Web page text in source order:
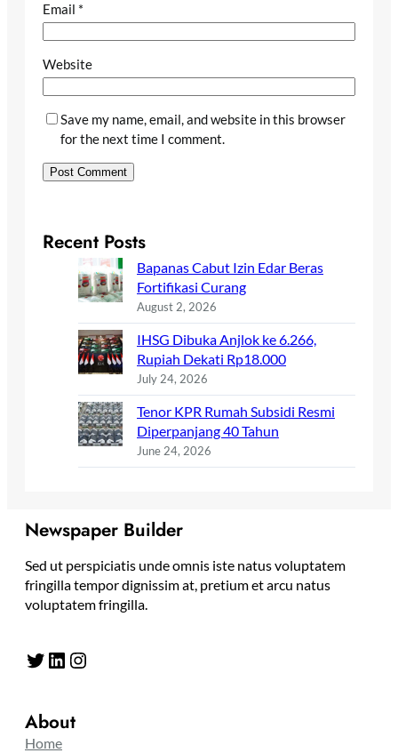
Email *
Website
Save my name, email, and website in this browser
for the next time I comment.
Recent Posts
Bapanas Cabut Izin Edar Beras
Fortifikasi Curang
August 2, 2026
IHSG Dibuka Anjlok ke 6.266,
Rupiah Dekati Rp18.000
July 24, 2026
Tenor KPR Rumah Subsidi Resmi
Diperpanjang 40 Tahun
June 24, 2026
Newspaper Builder
Sed ut perspiciatis unde omnis iste natus voluptatem
fringilla tempor dignissim at, pretium et arcu natus
voluptatem fringilla.
Twitter LinkedIn Instagram
About
Home